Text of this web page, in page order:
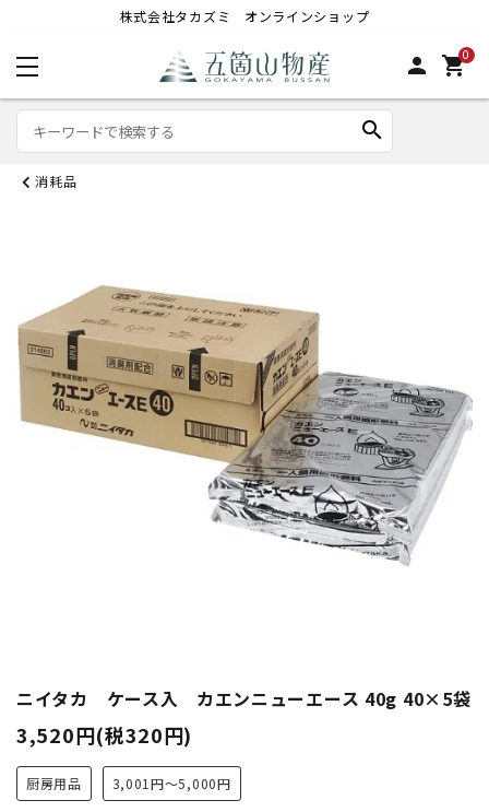
株式会社タカズミ オンラインショップ
person 0
shopping_cart
search
消耗品
ニイタカ ケース入 カエンニューエース 40g 40×5袋
3,520円(税320円)
厨房用品 3,001円～5,000円